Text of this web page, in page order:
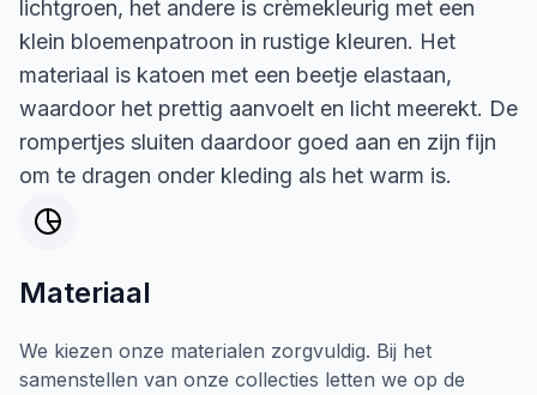
lichtgroen, het andere is crèmekleurig met een
klein bloemenpatroon in rustige kleuren. Het
materiaal is katoen met een beetje elastaan,
waardoor het prettig aanvoelt en licht meerekt. De
rompertjes sluiten daardoor goed aan en zijn fijn
om te dragen onder kleding als het warm is.
Materiaal
We kiezen onze materialen zorgvuldig. Bij het
samenstellen van onze collecties letten we op de